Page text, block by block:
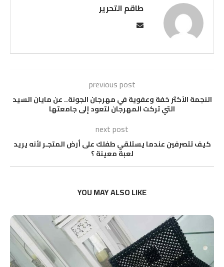
طاقم التحرير
previous post
النجمة الأكثر خفة وعفوية في مهرجان الجونة.. عن مايان السيد
التي تركت المهرجان لتعود إلى جامعتها
next post
كيف تتصرفين عندما يستلقي طفلك على أرض المتجـر لأنه يريد
لعبة معينة ؟
YOU MAY ALSO LIKE